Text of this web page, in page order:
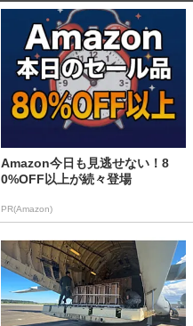
Amazon今日も見逃せない！8
0%OFF以上が続々登場
PR(Amazon)